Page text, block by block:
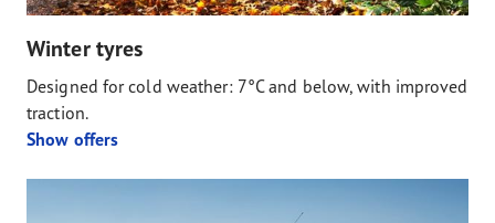
Winter tyres
Designed for cold weather: 7°C and below, with improved
traction.
Show offers